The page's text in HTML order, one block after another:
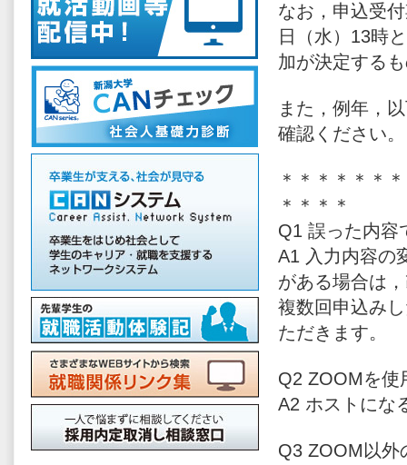
なお，申込受
日（水）13時
加が決定する
また，例年，
確認ください。
＊＊＊＊＊＊
＊＊＊＊
Q1 誤った内容
A1 入力内容の
がある場合は
複数回申込み
ただきます。
Q2 ZOOMを使
A2 ホストにな
Q3 ZOOM以外